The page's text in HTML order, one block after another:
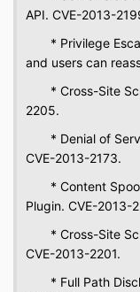
API. CVE-2013-
* Privilege
and users can
* Cross-Site
2205.
* Denial of
CVE-2013-2173.
* Content
Plugin. CVE-2013-
* Cross-Site
CVE-2013-2201.
* Full Path